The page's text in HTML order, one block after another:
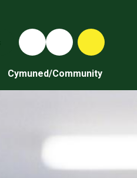
Cymuned/Community